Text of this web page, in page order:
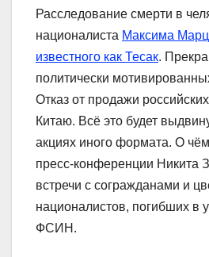
Расследование смерти в
националиста Максима
известного как Тесак.
политически
Отказ от продажи
Китаю. Всё это будет
акциях иного формата. О
пресс-конференции Никита
встречи с согражданами и
националистов, погибших в
ФСИН.